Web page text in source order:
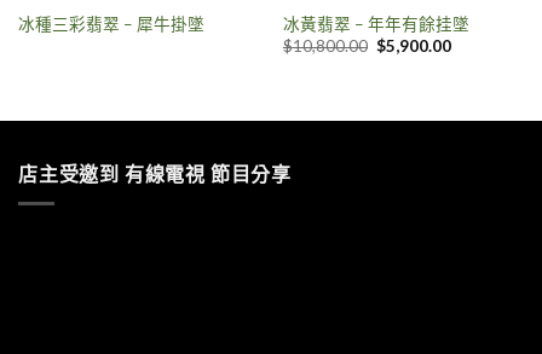
冰種三彩翡翠 – 犀牛掛墜
冰黃翡翠 – 年年有餘挂墜
$10,800.00 $5,900.00
店主受邀到 有線電視 節目分享